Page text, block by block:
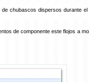
de chubascos dispersos durante
de componente este flojos a